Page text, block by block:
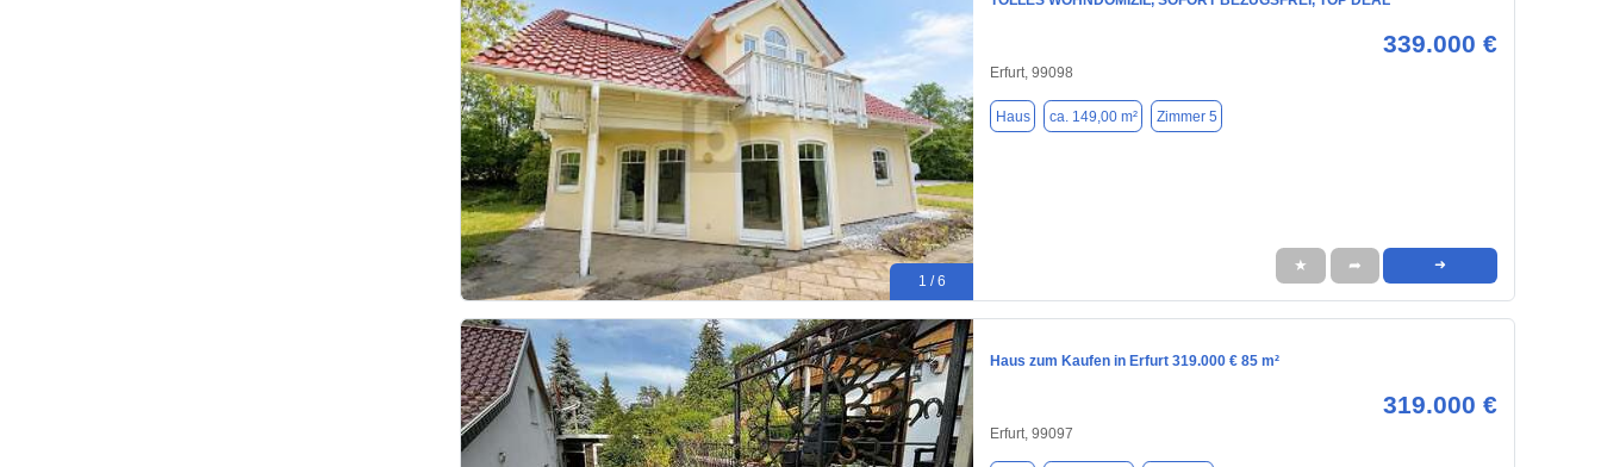
1 / 6
339.000 €
Erfurt, 99098
Haus ca. 149,00 m² Zimmer 5
★ ➦ ➜
Haus zum Kaufen in Erfurt 319.000 € 85 m²
319.000 €
Erfurt, 99097